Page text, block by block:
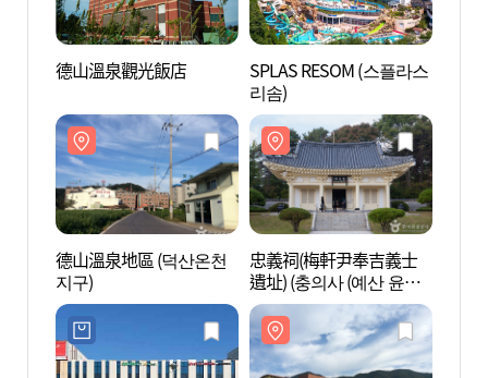
德山溫泉觀光飯店
SPLAS RESOM (스플라스
리솜)
德山溫泉地區 (덕산온천
지구)
忠義祠(梅軒尹奉吉義士
遺址) (충의사 (예산 윤봉
길 의사 유적))